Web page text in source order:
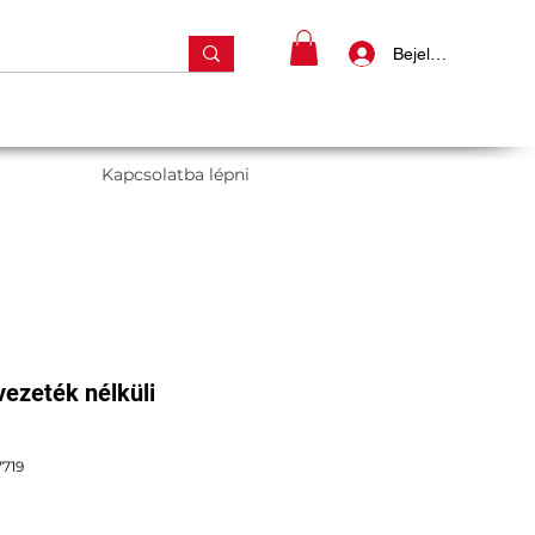
Bejelentkezés
Kapcsolatba lépni
nélküli